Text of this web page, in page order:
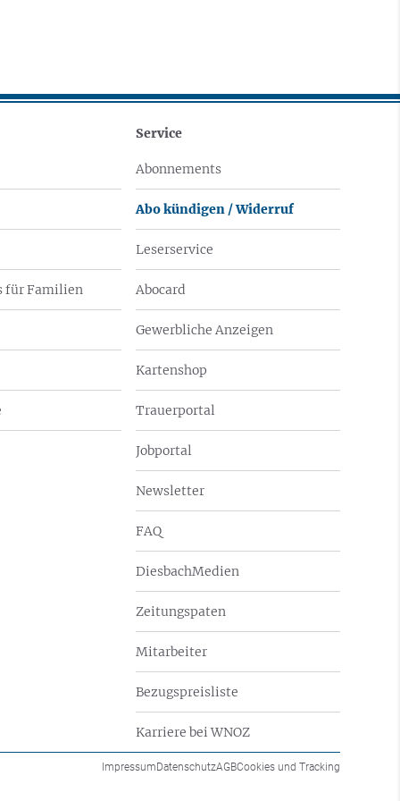
für Familien
Service
Abonnements
Abo kündigen / Widerruf
Leserservice
Abocard
Gewerbliche Anzeigen
Kartenshop
Trauerportal
Jobportal
Newsletter
FAQ
DiesbachMedien
Zeitungspaten
Mitarbeiter
Bezugspreisliste
Karriere bei WNOZ
ImpressumDatenschutzAGBCookies und Tracking